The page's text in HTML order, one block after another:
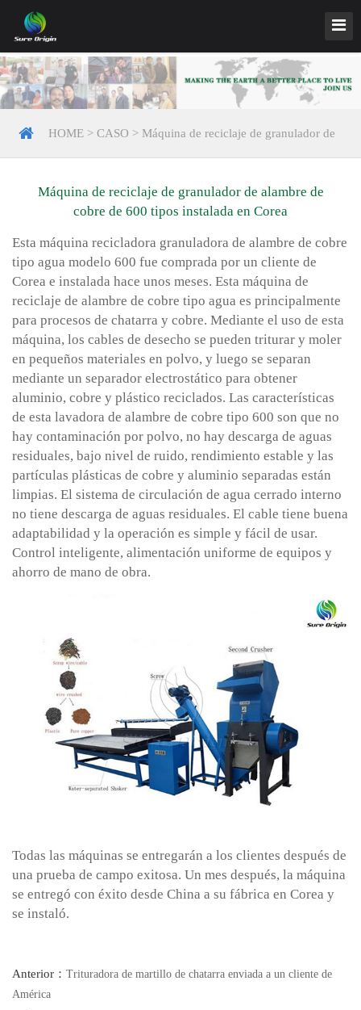
HOME > CASO > Máquina de reciclaje de granulador de
Máquina de reciclaje de granulador de alambre de
cobre de 600 tipos instalada en Corea
Esta máquina recicladora granuladora de alambre de cobre
tipo agua modelo 600 fue comprada por un cliente de
Corea e instalada hace unos meses. Esta máquina de
reciclaje de alambre de cobre tipo agua es principalmente
para procesos de chatarra y cobre. Mediante el uso de esta
máquina, los cables de desecho se pueden triturar y moler
en pequeños materiales en polvo, y luego se separan
mediante un separador electrostático para obtener
aluminio, cobre y plástico reciclados. Las características
de esta lavadora de alambre de cobre tipo 600 son que no
hay contaminación por polvo, no hay descarga de aguas
residuales, bajo nivel de ruido, rendimiento estable y las
partículas plásticas de cobre y aluminio separadas están
limpias. El sistema de circulación de agua cerrado interno
no tiene descarga de aguas residuales. El cable tiene buena
adaptabilidad y la operación es simple y fácil de usar.
Control inteligente, alimentación uniforme de equipos y
ahorro de mano de obra.
Todas las máquinas se entregarán a los clientes después de
una prueba de campo exitosa. Un mes después, la máquina
se entregó con éxito desde China a su fábrica en Corea y
se instaló.
Anterior： Trituradora de martillo de chatarra enviada a un cliente de
América